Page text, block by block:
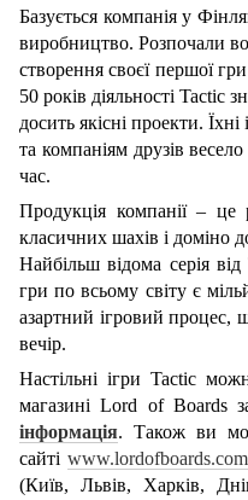
Базується компанія у
виробництво. Розпочали
створення своєї першої
50 років діяльності Tactic
досить якісні проекти.
та компаніям друзів
час.
Продукція компанії – це
класичних шахів і доміно
Найбільш відома серія
гри по всьому світу є
азартний ігровий процес,
вечір.
Настільні ігри Tactic
магазині Lord of Boards
інформація. Також ви
сайті
(Київ, Львів, Харків,